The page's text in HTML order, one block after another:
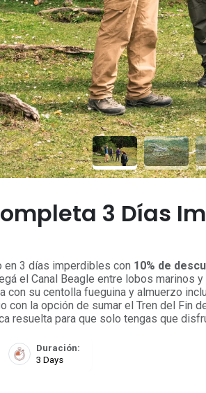
3 Días
en 3 días imperdibles con 10% de
el Canal Beagle entre lobos marinos
con su centolla fueguina y almuerzo
con la opción de sumar el Tren del Fin
resuelta para que solo tengas que
Duración:
3 Days